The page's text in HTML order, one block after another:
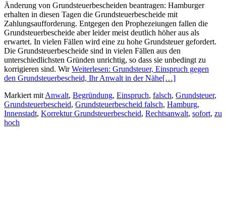
Änderung von Grundsteuerbescheiden beantragen: Hamburger
erhalten in diesen Tagen die Grundsteuerbescheide mit
Zahlungsaufforderung. Entgegen den Prophezeiungen fallen die
Grundsteuerbescheide aber leider meist deutlich höher aus als
erwartet. In vielen Fällen wird eine zu hohe Grundsteuer gefordert.
Die Grundsteuerbescheide sind in vielen Fällen aus den
unterschiedlichsten Gründen unrichtig, so dass sie unbedingt zu
korrigieren sind. WirWeiterlesen: Grundsteuer, Einspruch gegen
den Grundsteuerbescheid, Ihr Anwalt in der Nähe[…]
Markiert mit Anwalt, Begründung, Einspruch, falsch, Grundsteuer,
Grundsteuerbescheid, Grundsteuerbescheid falsch, Hamburg,
Innenstadt, Korrektur Grundsteuerbescheid, Rechtsanwalt, sofort, zu
hoch